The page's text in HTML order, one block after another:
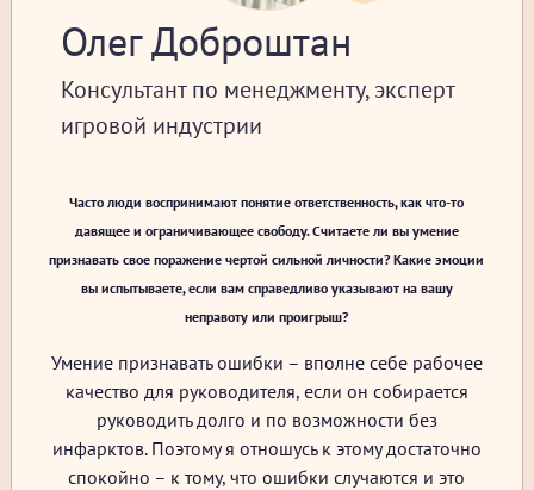
Олег Доброштан
Консультант по менеджменту, эксперт
игровой индустрии
Часто люди воспринимают понятие ответственность, как что-то
давящее и ограничивающее свободу. Считаете ли вы умение
признавать свое поражение чертой сильной личности? Какие эмоции
вы испытываете, если вам справедливо указывают на вашу
неправоту или проигрыш?
Умение признавать ошибки – вполне себе рабочее
качество для руководителя, если он собирается
руководить долго и по возможности без
инфарктов. Поэтому я отношусь к этому достаточно
спокойно – к тому, что ошибки случаются и это